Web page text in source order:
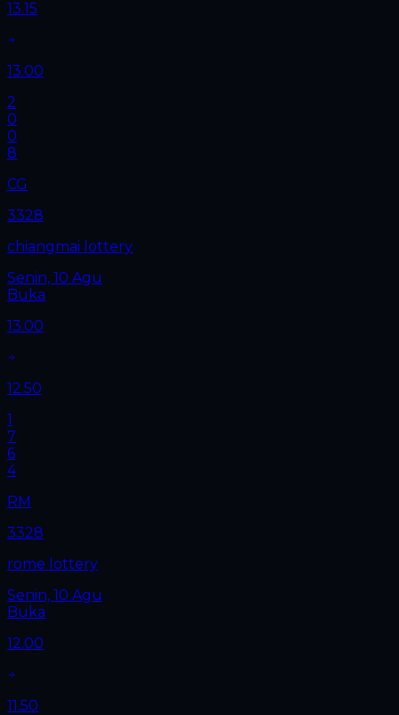
13.15
13.00
2
0
0
8
CG
3328
chiangmai lottery
Senin, 10 Agu
Buka
13.00
12.50
1
7
6
4
RM
3328
rome lottery
Senin, 10 Agu
Buka
12.00
11.50